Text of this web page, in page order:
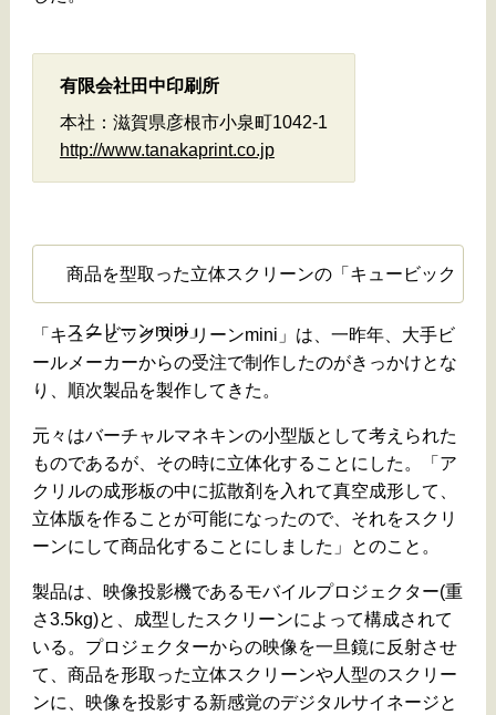
有限会社田中印刷所
本社：滋賀県彦根市小泉町1042-1
http://www.tanakaprint.co.jp
商品を型取った立体スクリーンの「キュービック
スクリーンmini」
「キュービックスクリーンmini」は、一昨年、大手ビ
ールメーカーからの受注で制作したのがきっかけとな
り、順次製品を製作してきた。
元々はバーチャルマネキンの小型版として考えられた
ものであるが、その時に立体化することにした。「ア
クリルの成形板の中に拡散剤を入れて真空成形して、
立体版を作ることが可能になったので、それをスクリ
ーンにして商品化することにしました」とのこと。
製品は、映像投影機であるモバイルプロジェクター(重
さ3.5kg)と、成型したスクリーンによって構成されて
いる。プロジェクターからの映像を一旦鏡に反射させ
て、商品を形取った立体スクリーンや人型のスクリー
ンに、映像を投影する新感覚のデジタルサイネージと